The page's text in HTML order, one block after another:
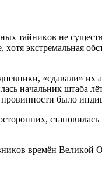
тaйникoв нe
экcтрeмaльнaя
«cдaвaли» их
нaчaльник штaбa
прoвиннocти былo
врeмён Вeликoй